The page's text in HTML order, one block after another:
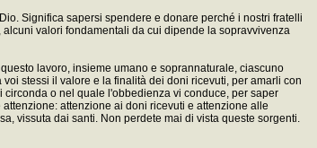
Significa sapersi spendere e donare perché i nostri fratelli
valori fondamentali da cui dipende la sopravvivenza
lavoro, insieme umano e soprannaturale, ciascuno
stessi il valore e la finalità dei doni ricevuti, per amarli con
o nel quale l'obbedienza vi conduce, per saper
attenzione ai doni ricevuti e attenzione alle
vissuta dai santi. Non perdete mai di vista queste sorgenti.